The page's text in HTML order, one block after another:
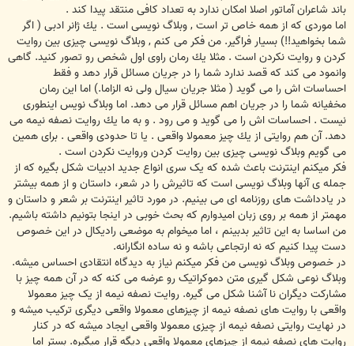
باند شاعران آماتور اصلا امكان ندارد به تعداد كافی منتقد پیدا كند .
اما موردی كه از همه خاص تر است , وبلاگ نویسی است . یك ژانر ادبی ( اگر
شما بخواهید!!) بسیار فراگیر. من فكر می كنم , وبلاگ نویسی چیزی بین روایت
كردن و روایت نكردن است . مثلا یك رمان راوی اول شخص رو تصور كنید. گاهی
وانمود می كند كه قصد ندارد شما را در جریان مسائل قرار دهد و فقط
احساسات اش را می گوید ( مثلا جریان سیال ولی نه الزاما.) اما این رمان
مخفیانه شما را در جریان اهم مسائل قرار می دهد. اما وبلاگ نویس اینطوری
نیست . احساسات اش را می گوید و می رود . و به ما یك روایت نصفه نیمه می
دهد. آن هم روایتی از یك چیز معمولا واقعی . یا تا حدودی واقعی . برای همین
می گویم وبلاگ نویسی چیزی بین روایت كردن وروایت نكردن است .
فکر میکنم اینترنت باعث شده که یک سری انواع جدید ادبیات شکل بگیره که از
جمله ی آنها وبلاگ نویسی است که تاثیرش را در شعر، داستان و از همه بیشتر
در یادداشت های روزنامه ای می بینیم. در مورد تاثیر اینترنت بر شعر و داستان و
مهمتر از همه بر روی زبان امیدوارم که بحث خوبی در اینجا بتونیم داشته باشیم.
من اساسا به این تاثیر بدبینم ، اما میخوام به موضعی رادیکال در این خصوص
دست پیدا کنیم که نه ارتجاعی باشه و نه ساده انگارانه.
در خصوص وبلاگ نویسی من فکر میکنم نیاز به دیدگاه انتقادی احساس میشه.
وبلاگ نوعی شکل گیری متن دموکراتیک رو عرضه می کنه که در آن همه چیز با
مشارکت دیگران نا آشنا شکل می گیره. روایت نصفه نیمه از یک چیز معمولا
واقعی با روایت های نصفه نیمه از چیزهای معمولا واقعی دیگری ترکیب میشه و
در نهایت روایتی نصفه نیمه از چیزی معمولا واقعی ایجاد میشه که در کنار
روایت های نصفه نیمه از چیزهای معمولا واقعی دیگه قرار میگیره. بستر اما